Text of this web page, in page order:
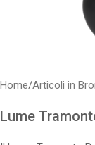
Home/Articoli in
Lume